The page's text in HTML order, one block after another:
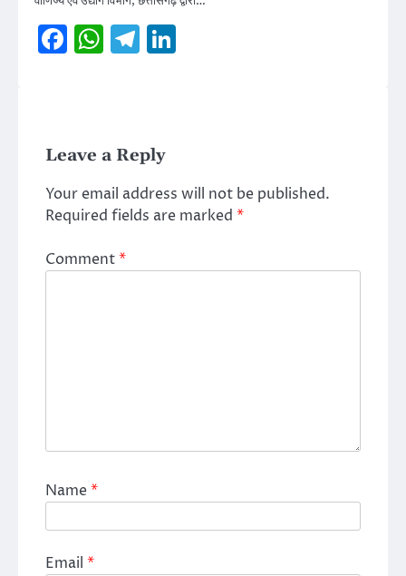
Facebook
WhatsApp
Telegram
Leave a Reply
Your email address will not be published.
Required fields are marked *
Comment*
Name*
Email *